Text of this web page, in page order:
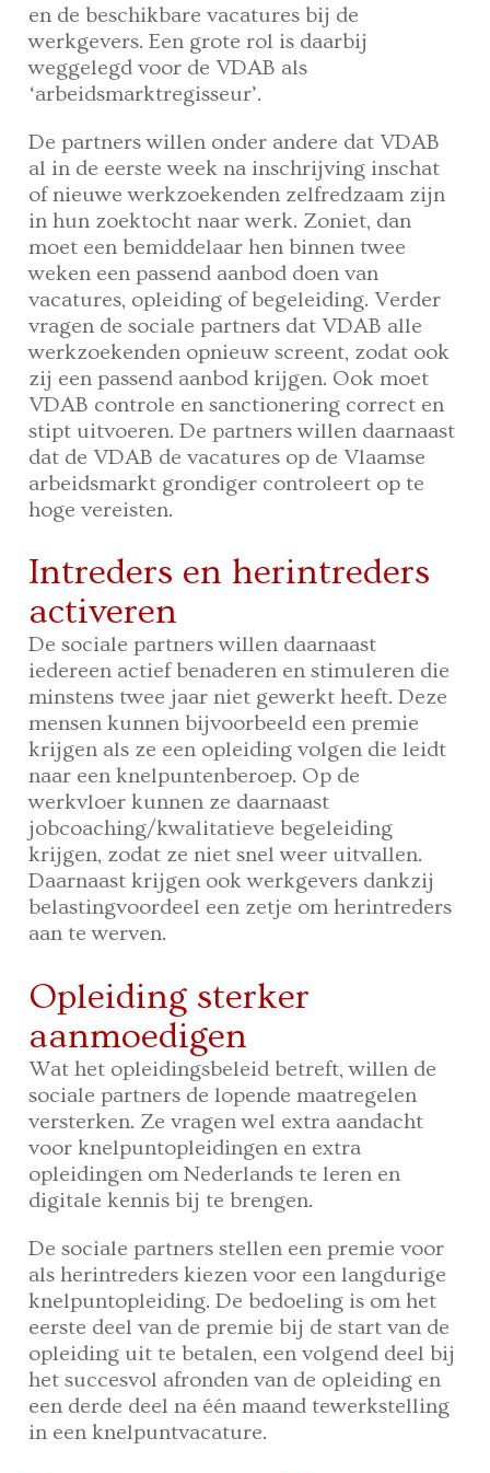
en de beschikbare vacatures bij de
werkgevers. Een grote rol is daarbij
weggelegd voor de VDAB als
‘arbeidsmarktregisseur’.
De partners willen onder andere dat VDAB
al in de eerste week na inschrijving inschat
of nieuwe werkzoekenden zelfredzaam zijn
in hun zoektocht naar werk. Zoniet, dan
moet een bemiddelaar hen binnen twee
weken een passend aanbod doen van
vacatures, opleiding of begeleiding. Verder
vragen de sociale partners dat VDAB alle
werkzoekenden opnieuw screent, zodat ook
zij een passend aanbod krijgen. Ook moet
VDAB controle en sanctionering correct en
stipt uitvoeren. De partners willen daarnaast
dat de VDAB de vacatures op de Vlaamse
arbeidsmarkt grondiger controleert op te
hoge vereisten.
Intreders en herintreders
activeren
De sociale partners willen daarnaast
iedereen actief benaderen en stimuleren die
minstens twee jaar niet gewerkt heeft. Deze
mensen kunnen bijvoorbeeld een premie
krijgen als ze een opleiding volgen die leidt
naar een knelpuntenberoep. Op de
werkvloer kunnen ze daarnaast
jobcoaching/kwalitatieve begeleiding
krijgen, zodat ze niet snel weer uitvallen.
Daarnaast krijgen ook werkgevers dankzij
belastingvoordeel een zetje om herintreders
aan te werven.
Opleiding sterker
aanmoedigen
Wat het opleidingsbeleid betreft, willen de
sociale partners de lopende maatregelen
versterken. Ze vragen wel extra aandacht
voor knelpuntopleidingen en extra
opleidingen om Nederlands te leren en
digitale kennis bij te brengen.
De sociale partners stellen een premie voor
als herintreders kiezen voor een langdurige
knelpuntopleiding. De bedoeling is om het
eerste deel van de premie bij de start van de
opleiding uit te betalen, een volgend deel bij
het succesvol afronden van de opleiding en
een derde deel na één maand tewerkstelling
in een knelpuntvacature.